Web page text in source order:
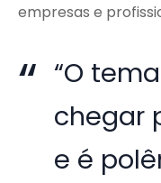
empresas e
“O
chegar
e é